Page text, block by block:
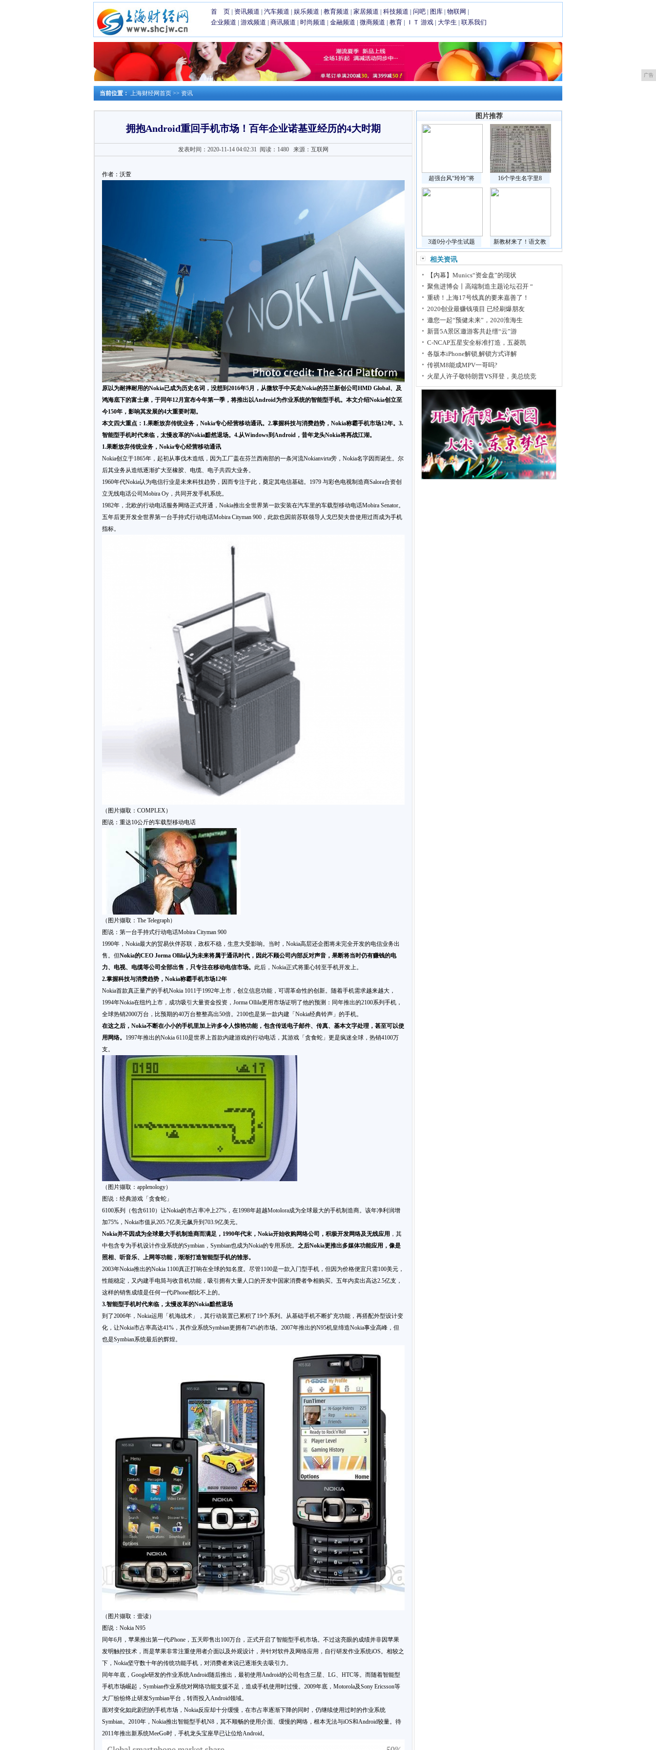
首 页 | 资讯频道 | 汽车频道 | 娱乐频道 | 教育频道 | 家居频道 | 科技频道 | 问吧 | 图库 | 物联网 |
企业频道 | 游戏频道 | 商讯频道 | 时尚频道 | 金融频道 | 微商频道 | 教育 | ＩＴ 游戏 | 大学生 | 联系我们
广告
当前位置： 上海财经网首页 >> 资讯
拥抱Android重回手机市场！百年企业诺基亚经历的4大时期
发表时间：2020-11-14 04:02:31 阅读：1480 来源：互联网
作者：沃萱
原以为耐摔耐用的Nokia已成为历史名词，没想到2016年5月，从微软手中买走Nokia的芬兰新创公司HMD Global、及
鸿海底下的富士康，于同年12月宣布今年第一季，将推出以Android为作业系统的智能型手机。本文介绍Nokia创立至
今150年，影响其发展的4大重要时期。
本文四大重点： 1.果断放弃传统业务， Nokia专心经营移动通讯。 2.掌握科技与消费趋势， Nokia称霸手机市场12年。 3.
智能型手机时代来临，太慢改革的Nokia黯然退场。 4.从Windows到 Android ，昔年龙头Nokia将再战江湖。
1.果断放弃传统业务， Nokia专心经营移动通讯
Nokia创立于1865年，起初从事伐木造纸，因为工厂盖在芬兰西南部的一条河流Nokianvirta旁，Nokia名字因而诞生。尔
后其业务从造纸逐渐扩大至橡胶、电缆、电子共四大业务。
1960年代Nokia认为电信行业是未来科技趋势，因而专注于此，奠定其电信基础。1979 与彩色电视制造商Salora合资创
立无线电话公司Mobira Oy，共同开发手机系统。
1982年，北欧的行动电话服务网络正式开通，Nokia推出全世界第一款安装在汽车里的车载型移动电话Mobira Senator。
五年后更开发全世界第一台手持式行动电话Mobira Cityman 900，此款也因前苏联领导人戈巴契夫曾使用过而成为手机
指标。
（图片撷取：COMPLEX）
图说：重达10公斤的车载型移动电话
（图片撷取：The Telegraph）
图说：第一台手持式行动电话Mobira Cityman 900
1990年，Nokia最大的贸易伙伴苏联，政权不稳，生意大受影响。当时，Nokia高层还企图将未完全开发的电信业务出
售。但Nokia的CEO Jorma Ollila认为未来将属于通讯时代，因此不顾公司内部反对声音，果断将当时仍有赚钱的电
力、电视、电缆等公司全部出售，只专注在移动电信市场。 此后，Nokia正式将重心转至手机开发上。
2.掌握科技与消费趋势， Nokia称霸手机市场12年
Nokia首款真正量产的手机Nokia 1011于1992年上市，创立信息功能，可谓革命性的创新。随着手机需求越来越大，
1994年Nokia在纽约上市，成功吸引大量资金投资，Jorma Ollila更用市场证明了他的预测：同年推出的2100系列手机，
全球热销2000万台，比预期的40万台整整高出50倍。2100也是第一款内建「Nokia经典铃声」的手机。
在这之后， Nokia不断在小小的手机里加上许多令人惊艳功能，包含传送电子邮件、传真、基本文字处理，甚至可以使
用网络。 1997年推出的Nokia 6110是世界上首款内建游戏的行动电话，其游戏「贪食蛇」更是疯迷全球，热销4100万
支。
（图片撷取：applenology）
图说：经典游戏「贪食蛇」
6100系列（包含6110）让Nokia的市占率冲上27%，在1998年超越Motolora成为全球最大的手机制造商。该年净利润增
加75%，Nokia市值从205.7亿美元飙升到703.9亿美元。
Nokia并不因成为全球最大手机制造商而满足， 1990年代末， Nokia开始收购网络公司，积极开发网络及无线应用 ，其
中包含专为手机设计作业系统的Symbian，Symbian也成为Nokia的专用系统。 之后Nokia更推出多媒体功能应用，像是
照相、听音乐、上网等功能，渐渐打造智能型手机的雏形。
2003年Nokia推出的Nokia 1100真正打响在全球的知名度。尽管1100是一款入门型手机，但因为价格便宜只需100美元，
性能稳定，又内建手电筒与收音机功能，吸引拥有大量人口的开发中国家消费者争相购买。五年内卖出高达2.5亿支，
这样的销售成绩是任何一代iPhone都比不上的。
3.智能型手机时代来临，太慢改革的Nokia黯然退场
到了2006年，Nokia运用「机海战术」，其行动装置已累积了19个系列。从基础手机不断扩充功能，再搭配外型设计变
化，让Nokia市占率高达41%，其作业系统Symbian更拥有74%的市场。2007年推出的N95机皇缔造Nokia事业高峰，但
也是Symbian系统最后的辉煌。
（图片撷取：壹读）
图说：Nokia N95
同年6月，苹果推出第一代iPhone，五天即售出100万台，正式开启了智能型手机市场。不过这亮眼的成绩并非因苹果
发明触控技术，而是苹果非常注重使用者介面以及外观设计，并针对软件及网络应用，自行研发作业系统iOS。相较之
下，Nokia坚守数十年的传统功能手机，对消费者来说已逐渐失去吸引力。
同年年底，Google研发的作业系统Android随后推出，最初使用Android的公司包含三星、LG、HTC等。而随着智能型
手机市场崛起，Symbian作业系统对网络功能支援不足，造成手机使用时过慢。2009年底，Motorola及Sony Ericsson等
大厂纷纷终止研发Symbian平台，转而投入Android领域。
面对变化如此剧烈的手机市场，Nokia反应却十分缓慢，在市占率逐渐下降的同时，仍继续使用过时的作业系统
Symbian。2010年，Nokia推出智能型手机N8，其不顺畅的使用介面、缓慢的网络，根本无法与iOS和Android较量。待
2011年推出新系统MeeGo时，手机龙头宝座早已让位给Android。
图片推荐
超强台风“玲玲”将 16个学生名字里8
3道0分小学生试题 新教材来了！语文教
相关资讯
【内幕】Munics“资金盘”的现状
聚焦进博会丨高端制造主题论坛召开 “
重磅！上海17号线真的要来嘉善了！
2020创业最赚钱项目 已经刷爆朋友
邀您一起“预健未来”，2020淮海生
新晋5A景区邀游客共赴缙“云”游
C-NCAP五星安全标准打造，五菱凯
各版本iPhone解锁,解锁方式详解
传祺M8能成MPV一哥吗?
火星人许子敬特朗普VS拜登，美总统竞